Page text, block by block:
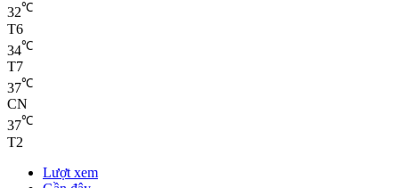
32℃
T6
34℃
T7
37℃
CN
37℃
T2
Lượt xem